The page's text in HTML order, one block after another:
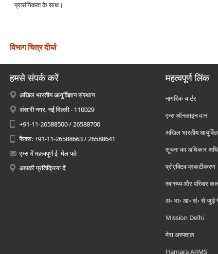
प्रासंगिकता के साथ।
विभाग चित्र दीर्घा
हमसे संपर्क करें
अखिल भारतीय आयुर्विज्ञान संस्थान
अंसारी नगर, नई दिल्ली - 110029
+91-11-26588500 / 26588700
फैक्स: +91-11-26588663 / 26588641
एम्स में महत्वपूर्ण ई -मेल पते
आपकी प्रतिक्रिया दें
महत्वपूर्ण लिंक
नागरिक चार्टर
एम्स ऑनलाइन दान
अखिल भारतीय
सूचना का अधिकार
प्रोएक्टिव प्रकटीकरण
स्वास्थ्य और परिवार
अ॰ भा॰ आ॰ सं॰ से जुड़े
Mission Delhi
मेरा अस्पताल
Hamara AIIMS